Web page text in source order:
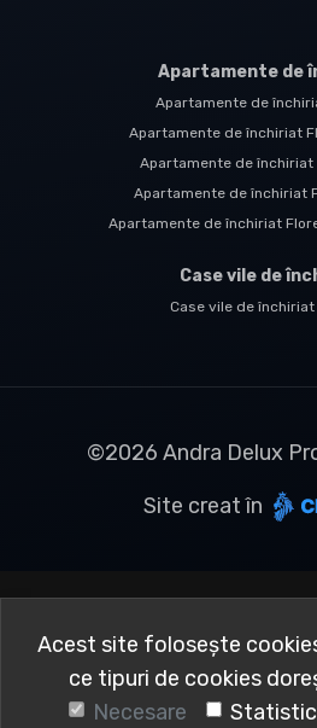
Apartamente de
Apartamente de
Apartamente de închiriat
Apartamente de închiriat
Apartamente de închiriat
Apartamente de închiriat
Case vile de
Case vile de
©2026 Andra Delux
Site creat în
Acest site folosește
ce tipuri de cookies
Necesare